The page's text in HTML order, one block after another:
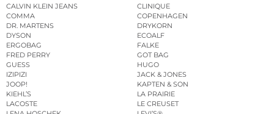
CALVIN KLEIN JEANS
CLINIQUE
COMMA
COPENHAGEN
DR. MARTENS
DRYKORN
DYSON
ECOALF
ERGOBAG
FALKE
FRED PERRY
GOT BAG
GUESS
HUGO
IZIPIZI
JACK & JONES
JOOP!
KAPTEN & SON
KIEHL’S
LA PRAIRIE
LACOSTE
LE CREUSET